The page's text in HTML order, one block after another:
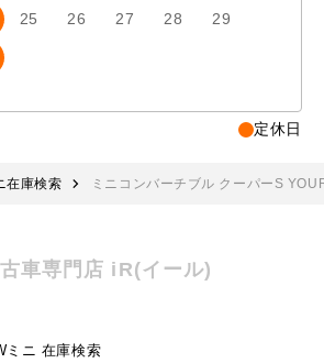
25 26 27 28 29
定休日
在庫検索 ミニコンバーチブル クーパーS
車専門店 iR(イール)
ミニ 在庫検索